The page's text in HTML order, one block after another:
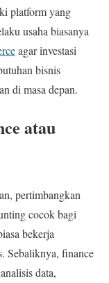
platform yang
usaha biasanya
agar investasi
bisnis
di masa depan.
atau
pertimbangkan
cocok bagi
bekerja
Sebaliknya, finance
data,